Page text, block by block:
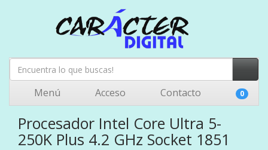
Menú Acceso Contacto 0
Procesador Intel Core Ultra 5-
250K Plus 4.2 GHz Socket 1851